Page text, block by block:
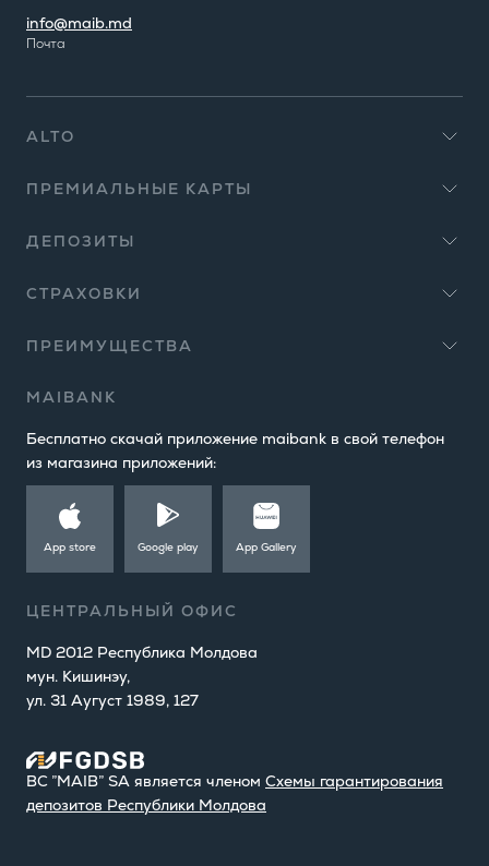
info@maib.md
Почта
ALTO
ПРЕМИАЛЬНЫЕ КАРТЫ
ДЕПОЗИТЫ
СТРАХОВКИ
ПРЕИМУЩЕСТВА
MAIBANK
Бесплатно скачай приложение maibank в свой телефон
из магазина приложений:
App store Google play App Gallery
ЦЕНТРАЛЬНЫЙ ОФИС
MD 2012 Республика Молдова
мун. Кишинэу,
ул. 31 Аугуст 1989, 127
BC ”MAIB” SA является членом Cхемы гарантирования
депозитов Республики Молдова